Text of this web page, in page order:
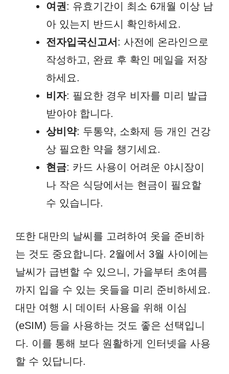
여권 : 유효기간이 최소 6개월 이상 남
아 있는지 반드시 확인하세요.
전자입국신고서 : 사전에 온라인으로
작성하고, 완료 후 확인 메일을 저장
하세요.
비자: 필요한 경우 비자를 미리 발급
받아야 합니다.
상비약: 두통약, 소화제 등 개인 건강
상 필요한 약을 챙기세요.
현금: 카드 사용이 어려운 야시장이
나 작은 식당에서는 현금이 필요할
수 있습니다.
또한 대만의 날씨를 고려하여 옷을 준비하
는 것도 중요합니다. 2월에서 3월 사이에는
날씨가 급변할 수 있으니, 가을부터 초여름
까지 입을 수 있는 옷들을 미리 준비하세요.
대만 여행 시 데이터 사용을 위해 이심
(eSIM) 등을 사용하는 것도 좋은 선택입니
다. 이를 통해 보다 원활하게 인터넷을 사용
할 수 있답니다.